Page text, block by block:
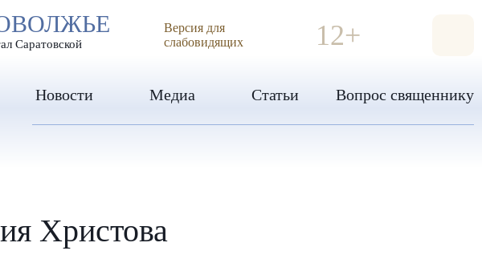
ИЗОБРАЖЕНИЯ
Саратовской
Версия для
слабовидящих
12+
Новости Медиа Статьи Вопрос священнику
Христова